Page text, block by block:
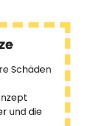
Schäden
und die